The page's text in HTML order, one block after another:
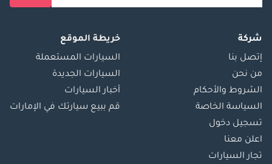
شركة
إتصل بنا
من نحن
الشروط والأحكام
السياسة الخاصة
تسجيل دخول
اعلن معنا
تجار السيارات
خريطة الموقع
السيارات المستعملة
السيارات الجديدة
أخبار السيارات
قم ببيع سيارتك في الإمارات